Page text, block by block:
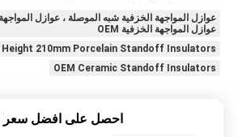
عوازل المواجهة الخزفية OEM
Height 210mm Porcelain Standoff Insulators
OEM Ceramic Standoff Insulators
احصل على افضل